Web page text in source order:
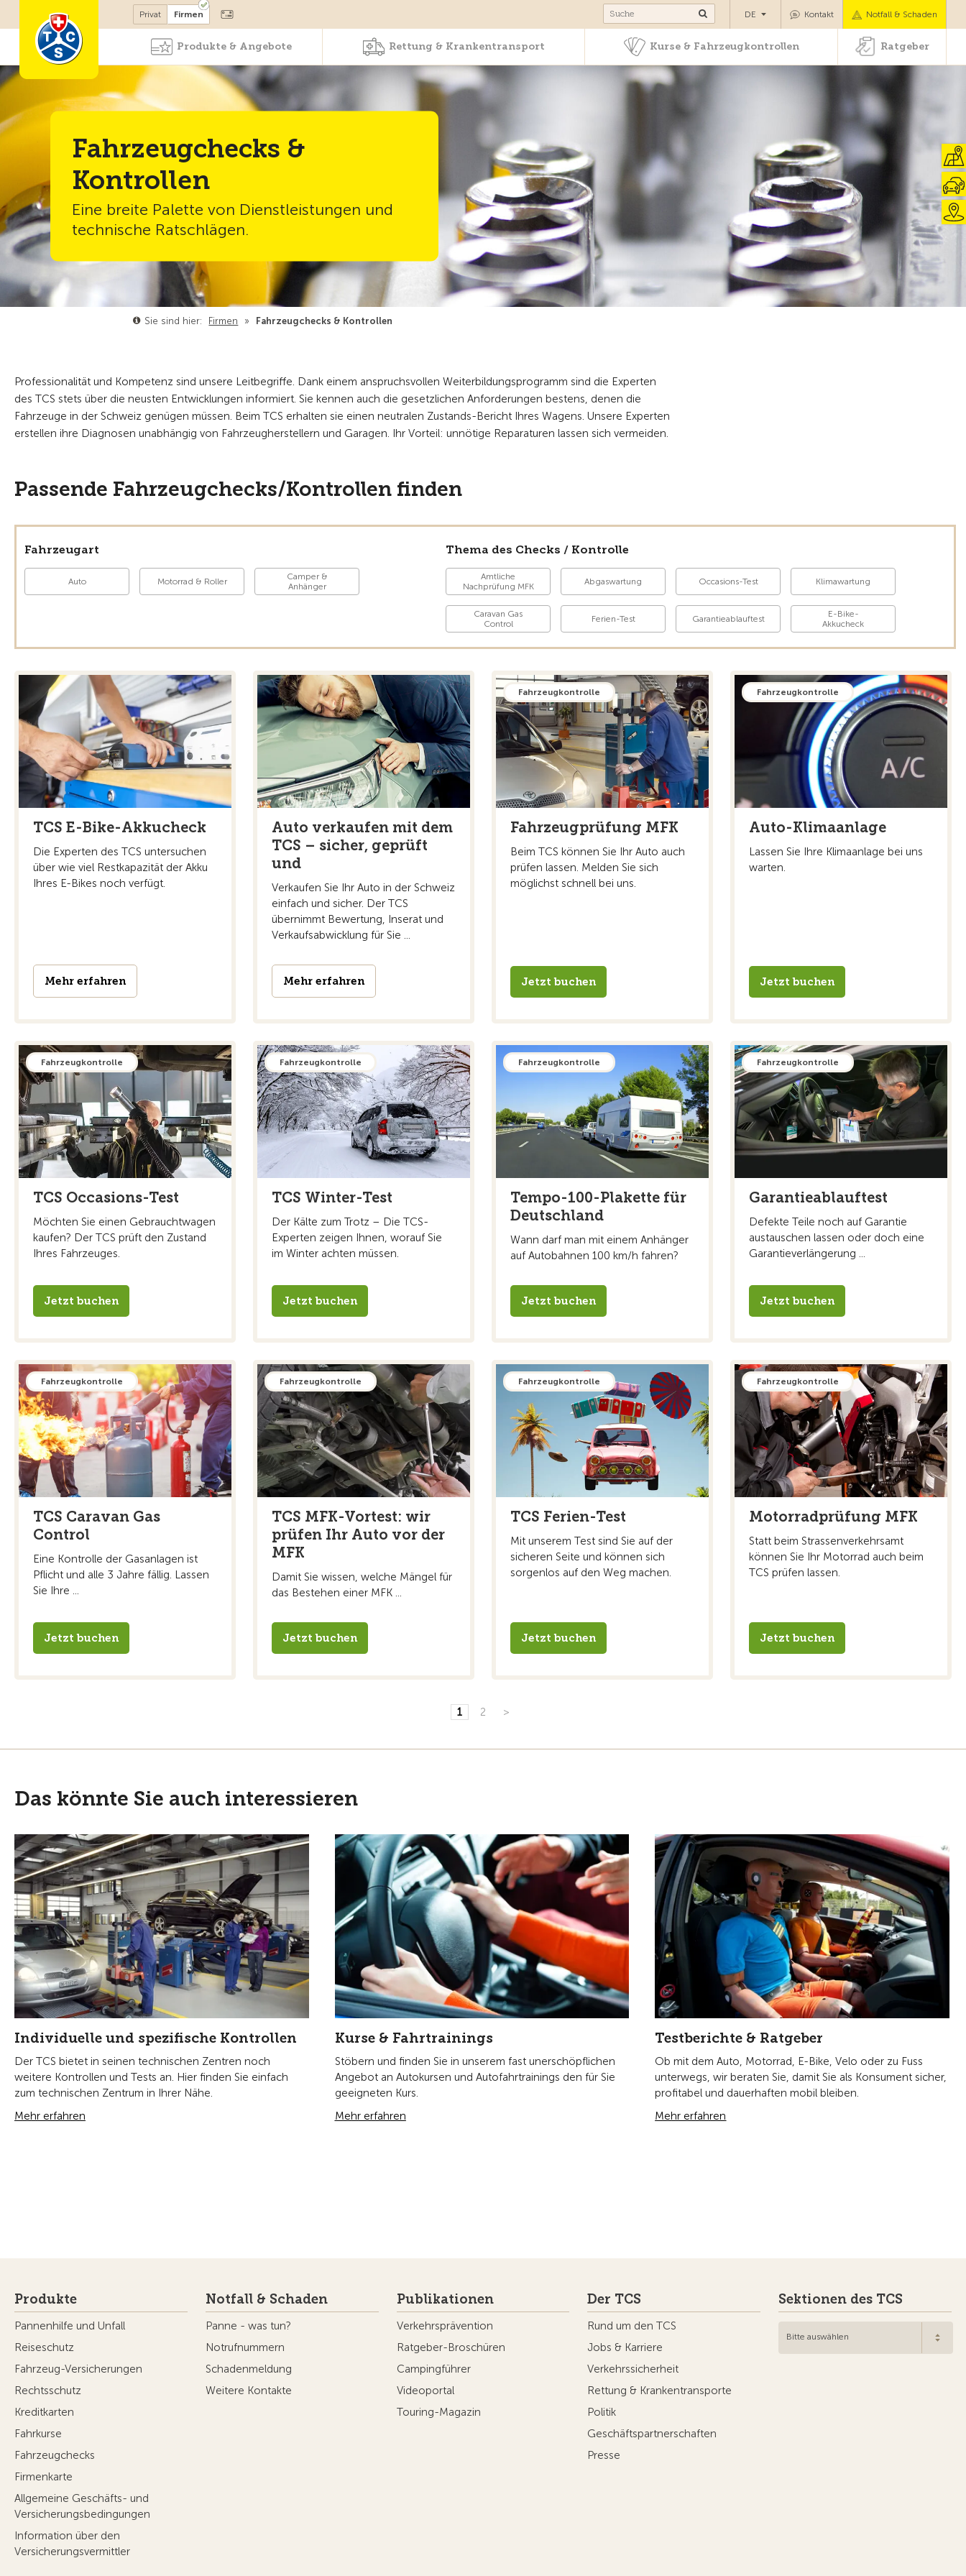
Mitglied werden Rettung & Krankentransport Kurse & Fahrzeugkontrollen Ratgeber
Privat Firmen Kontakt Notfall & Schaden
DE
Produkte & Angebote Rettung & Krankentransport Kurse & Fahrzeugkontrollen Ratgeber
Fahrzeugchecks &
Kontrollen
Eine breite Palette von Dienstleistungen und
technische Ratschlägen.
Sie sind hier: Firmen » Fahrzeugchecks & Kontrollen
Professionalität und Kompetenz sind unsere Leitbegriffe. Dank einem anspruchsvollen Weiterbildungsprogramm sind die Experten
des TCS stets über die neusten Entwicklungen informiert. Sie kennen auch die gesetzlichen Anforderungen bestens, denen die
Fahrzeuge in der Schweiz genügen müssen. Beim TCS erhalten sie einen neutralen Zustands-Bericht Ihres Wagens. Unsere Experten
erstellen ihre Diagnosen unabhängig von Fahrzeugherstellern und Garagen. Ihr Vorteil: unnötige Reparaturen lassen sich vermeiden.
Passende Fahrzeugchecks/Kontrollen finden
Fahrzeugart
Auto Motorrad & Roller
Camper &
Anhänger
Thema des Checks / Kontrolle
Amtliche
Nachprüfung MFK
Abgaswartung Occasions-Test Klimawartung
Caravan Gas
Control
Ferien-Test Garantieablauftest
E-Bike-
Akkucheck
TCS E-Bike-Akkucheck
Die Experten des TCS untersuchen
über wie viel Restkapazität der Akku
Ihres E-Bikes noch verfügt.
Mehr erfahren
Auto verkaufen mit dem
TCS – sicher, geprüft
und
Verkaufen Sie Ihr Auto in der Schweiz
einfach und sicher. Der TCS
übernimmt Bewertung, Inserat und
Verkaufsabwicklung für Sie ...
Mehr erfahren
Fahrzeugkontrolle
Fahrzeugprüfung MFK
Beim TCS können Sie Ihr Auto auch
prüfen lassen. Melden Sie sich
möglichst schnell bei uns.
Jetzt buchen
Fahrzeugkontrolle
Auto-Klimaanlage
Lassen Sie Ihre Klimaanlage bei uns
warten.
Jetzt buchen
Fahrzeugkontrolle
TCS Occasions-Test
Möchten Sie einen Gebrauchtwagen
kaufen? Der TCS prüft den Zustand
Ihres Fahrzeuges.
Jetzt buchen
Fahrzeugkontrolle
TCS Winter-Test
Der Kälte zum Trotz – Die TCS-
Experten zeigen Ihnen, worauf Sie
im Winter achten müssen.
Jetzt buchen
Fahrzeugkontrolle
Tempo-100-Plakette für
Deutschland
Wann darf man mit einem Anhänger
auf Autobahnen 100 km/h fahren?
Jetzt buchen
Fahrzeugkontrolle
Garantieablauftest
Defekte Teile noch auf Garantie
austauschen lassen oder doch eine
Garantieverlängerung ...
Jetzt buchen
Fahrzeugkontrolle
TCS Caravan Gas
Control
Eine Kontrolle der Gasanlagen ist
Pflicht und alle 3 Jahre fällig. Lassen
Sie Ihre ...
Jetzt buchen
Fahrzeugkontrolle
TCS MFK-Vortest: wir
prüfen Ihr Auto vor der
MFK
Damit Sie wissen, welche Mängel für
das Bestehen einer MFK ...
Jetzt buchen
Fahrzeugkontrolle
TCS Ferien-Test
Mit unserem Test sind Sie auf der
sicheren Seite und können sich
sorgenlos auf den Weg machen.
Jetzt buchen
Fahrzeugkontrolle
Motorradprüfung MFK
Statt beim Strassenverkehrsamt
können Sie Ihr Motorrad auch beim
TCS prüfen lassen.
Jetzt buchen
1 2 >
Das könnte Sie auch interessieren
Individuelle und spezifische Kontrollen
Der TCS bietet in seinen technischen Zentren noch
weitere Kontrollen und Tests an. Hier finden Sie einfach
zum technischen Zentrum in Ihrer Nähe.
Mehr erfahren
Kurse & Fahrtrainings
Stöbern und finden Sie in unserem fast unerschöpflichen
Angebot an Autokursen und Autofahrtrainings den für Sie
geeigneten Kurs.
Mehr erfahren
Testberichte & Ratgeber
Ob mit dem Auto, Motorrad, E-Bike, Velo oder zu Fuss
unterwegs, wir beraten Sie, damit Sie als Konsument sicher,
profitabel und dauerhaften mobil bleiben.
Mehr erfahren
Produkte
Pannenhilfe und Unfall
Reiseschutz
Fahrzeug-Versicherungen
Rechtsschutz
Kreditkarten
Fahrkurse
Fahrzeugchecks
Firmenkarte
Allgemeine Geschäfts- und
Versicherungsbedingungen
Information über den
Versicherungsvermittler
Notfall & Schaden
Panne - was tun?
Notrufnummern
Schadenmeldung
Weitere Kontakte
Publikationen
Verkehrsprävention
Ratgeber-Broschüren
Campingführer
Videoportal
Touring-Magazin
Der TCS
Rund um den TCS
Jobs & Karriere
Verkehrssicherheit
Rettung & Krankentransporte
Politik
Geschäftspartnerschaften
Presse
Sektionen des TCS
Bitte auswählen